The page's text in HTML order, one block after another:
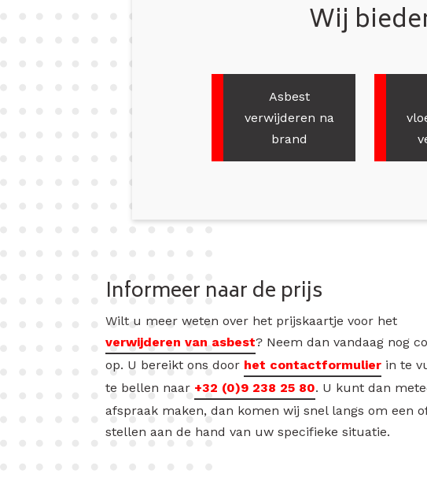
Wij
Asbest
verwijderen na
brand
Informeer naar de prijs
Wilt u meer weten over het prijskaartje voor het
verwijderen van asbest? Neem dan vandaag nog
op. U bereikt ons door het contactformulier in te
te bellen naar +32 (0)9 238 25 80. U kunt dan
afspraak maken, dan komen wij snel langs om een
stellen aan de hand van uw specifieke situatie.